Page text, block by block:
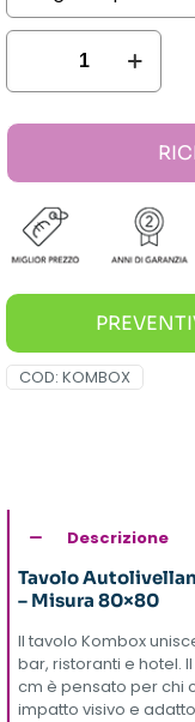
Kombox
Tavolo
Acciaio
80x80cm
(bianco,
antracite)
quantità
COD: KOMBOX
Descrizione
Tavolo
– Misura 80×80
Il tavolo Kombox
bar, ristoranti e hotel.
cm è pensato per chi
impatto visivo e